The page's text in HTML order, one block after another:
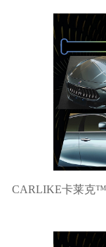
CARLIKE卡莱克